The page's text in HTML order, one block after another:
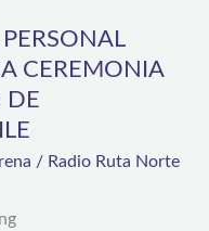
CEREMONIA
DE
/ Radio Ruta Norte